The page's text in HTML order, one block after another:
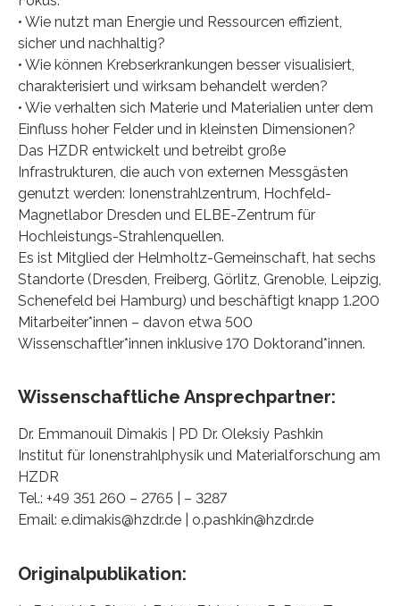
• Wie nutzt man Energie und Ressourcen effizient,
sicher und nachhaltig?
• Wie können Krebserkrankungen besser visualisiert,
charakterisiert und wirksam behandelt werden?
• Wie verhalten sich Materie und Materialien unter dem
Einfluss hoher Felder und in kleinsten Dimensionen?
Das HZDR entwickelt und betreibt große
Infrastrukturen, die auch von externen Messgästen
genutzt werden: Ionenstrahlzentrum, Hochfeld-
Magnetlabor Dresden und ELBE-Zentrum für
Hochleistungs-Strahlenquellen.
Es ist Mitglied der Helmholtz-Gemeinschaft, hat sechs
Standorte (Dresden, Freiberg, Görlitz, Grenoble, Leipzig,
Schenefeld bei Hamburg) und beschäftigt knapp 1.200
Mitarbeiter*innen – davon etwa 500
Wissenschaftler*innen inklusive 170 Doktorand*innen.
Wissenschaftliche Ansprechpartner:
Dr. Emmanouil Dimakis | PD Dr. Oleksiy Pashkin
Institut für Ionenstrahlphysik und Materialforschung am
HZDR
Tel.: +49 351 260 – 2765 | – 3287
Email: e.dimakis@hzdr.de | o.pashkin@hzdr.de
Originalpublikation: